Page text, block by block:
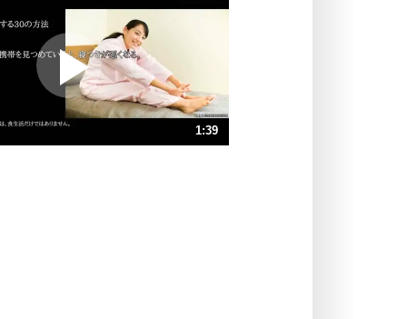
ポジティブになれない原因は、行動
しないから。
ポジティブ思考になる30の方法
ストレス対策
1:39